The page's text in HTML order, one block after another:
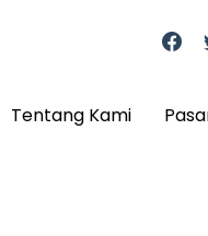
Tentang Kami